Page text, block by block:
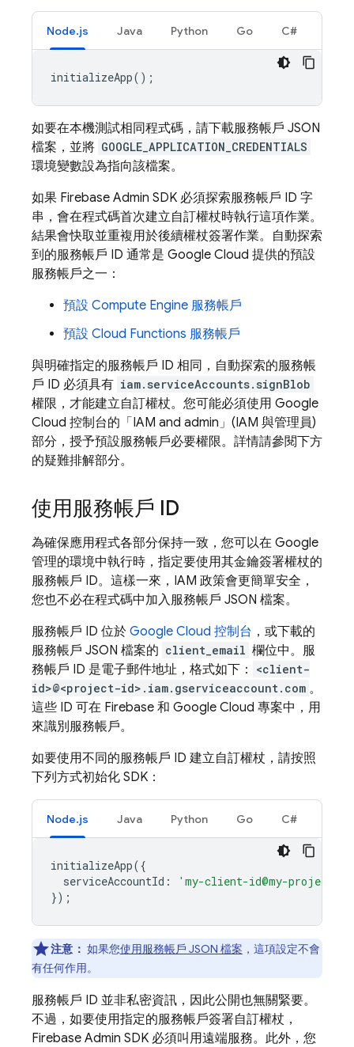
Node.js Java Python Go C#
initializeApp();
如要在本機測試相同程式碼，請下載服務帳戶 JSON
檔案，並將 GOOGLE_APPLICATION_CREDENTIALS
環境變數設為指向該檔案。
如果 Firebase Admin SDK 必須探索服務帳戶 ID 字
串，會在程式碼首次建立自訂權杖時執行這項作業。
結果會快取並重複用於後續權杖簽署作業。自動探索
到的服務帳戶 ID 通常是 Google Cloud 提供的預設
服務帳戶之一：
預設 Compute Engine 服務帳戶
預設 Cloud Functions 服務帳戶
與明確指定的服務帳戶 ID 相同，自動探索的服務帳
戶 ID 必須具有 iam.serviceAccounts.signBlob
權限，才能建立自訂權杖。您可能必須使用 Google
Cloud 控制台的「IAM and admin」(IAM 與管理員)
部分，授予預設服務帳戶必要權限。詳情請參閱下方
的疑難排解部分。
使用服務帳戶 ID
為確保應用程式各部分保持一致，您可以在 Google
管理的環境中執行時，指定要使用其金鑰簽署權杖的
服務帳戶 ID。這樣一來，IAM 政策會更簡單安全，
您也不必在程式碼中加入服務帳戶 JSON 檔案。
服務帳戶 ID 位於 Google Cloud 控制台 ，或下載的
服務帳戶 JSON 檔案的 client_email 欄位中。服
務帳戶 ID 是電子郵件地址，格式如下：
<client-
id>@<project-id>.iam.gserviceaccount.com 。
這些 ID 可在 Firebase 和 Google Cloud 專案中，用
來識別服務帳戶。
如要使用不同的服務帳戶 ID 建立自訂權杖，請按照
下列方式初始化 SDK：
Node.js Java Python Go C#
initializeApp({
serviceAccountId :
'my-client-id@my-project-
});
注意： 如果您使用服務帳戶 JSON 檔案 ，這項設定不會
有任何作用。
服務帳戶 ID 並非私密資訊，因此公開也無關緊要。
不過，如要使用指定的服務帳戶簽署自訂權杖，
Firebase Admin SDK 必須叫用遠端服務。此外，您